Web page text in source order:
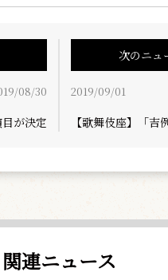
08/30
が決定
次のニュ
2019/09/01
【歌舞伎座】「
関連ニュース